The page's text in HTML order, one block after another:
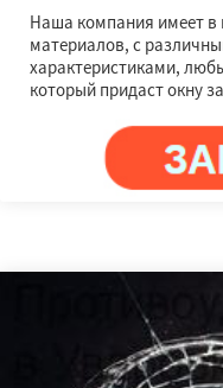
Наша компания имеет в
материалов, с
характеристиками,
который придаст окну